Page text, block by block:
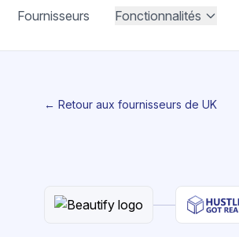
Fournisseurs Fonctionnalités
← Retour aux fournisseurs de UK